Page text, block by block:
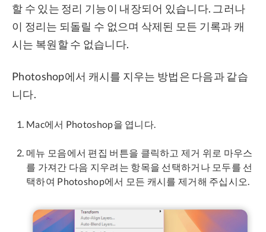
할 수 있는 정리 기능이 내장되어 있습니다. 그러나
이 정리는 되돌릴 수 없으며 삭제된 모든 기록과 캐
시는 복원할 수 없습니다.
Photoshop에서 캐시를 지우는 방법은 다음과 같습
니다.
Mac에서 Photoshop을 엽니다.
메뉴 모음에서 편집 버튼을 클릭하고 제거 위로 마우스
를 가져간 다음 지우려는 항목을 선택하거나 모두를 선
택하여 Photoshop에서 모든 캐시를 제거해 주십시오.